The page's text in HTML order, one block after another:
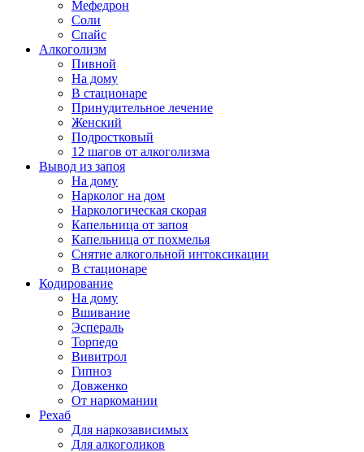
Мефедрон
Соли
Спайс
Алкоголизм
Пивной
На дому
В стационаре
Принудительное лечение
Женский
Подростковый
12 шагов от алкоголизма
Вывод из запоя
На дому
Нарколог на дом
Наркологическая скорая
Капельница от запоя
Капельница от похмелья
Снятие алкогольной интоксикации
В стационаре
Кодирование
На дому
Вшивание
Эспераль
Торпедо
Вивитрол
Гипноз
Довженко
От наркомании
Рехаб
Для наркозависимых
Для алкоголиков